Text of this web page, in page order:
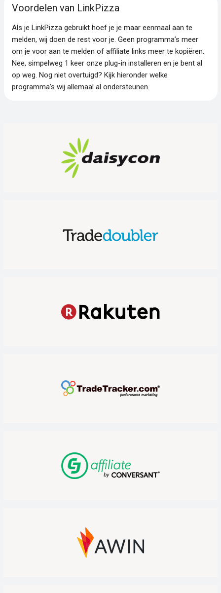
Voordelen van LinkPizza
Als je LinkPizza gebruikt hoef je je maar eenmaal aan te
melden, wij doen de rest voor je. Geen programma’s meer
om je voor aan te melden of affiliate links meer te kopiëren.
Nee, simpelweg 1 keer onze plug-in installeren en je bent al
op weg. Nog niet overtuigd? Kijk hieronder welke
programma’s wij allemaal al ondersteunen.